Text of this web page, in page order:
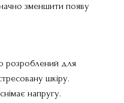
зменшити появу
розроблений для
шкіру.
напругу.